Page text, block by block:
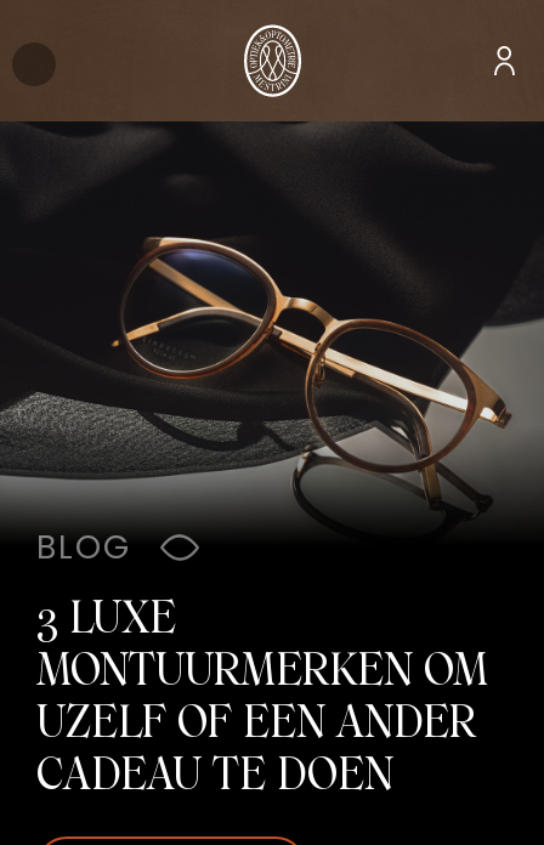
BLOG
3 LUXE
MONTUURMERKEN OM
UZELF OF EEN ANDER
CADEAU TE DOEN